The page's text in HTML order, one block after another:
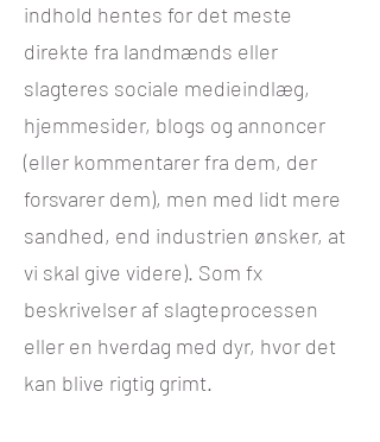
indhold hentes for det meste
direkte fra landmænds eller
slagteres sociale medieindlæg,
hjemmesider, blogs og annoncer
(eller kommentarer fra dem, der
forsvarer dem), men med lidt mere
sandhed, end industrien ønsker, at
vi skal give videre). Som fx
beskrivelser af slagteprocessen
eller en hverdag med dyr, hvor det
kan blive rigtig grimt.